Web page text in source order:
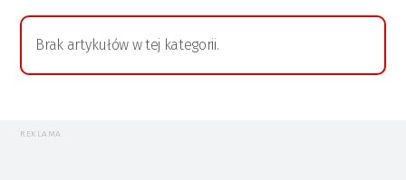
Brak artykułów w tej kategorii.
REKLAMA